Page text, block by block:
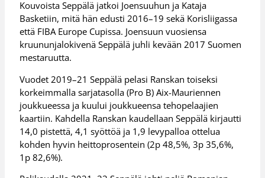
Kouvoista Seppälä jatkoi Joensuuhun ja Kataja
Basketiin, mitä hän edusti 2016–19 sekä Korisliigassa
että FIBA Europe Cupissa. Joensuun vuosiensa
kruununjalokivenä Seppälä juhli kevään 2017 Suomen
mestaruutta.
Vuodet 2019–21 Seppälä pelasi Ranskan toiseksi
korkeimmalla sarjatasolla (Pro B) Aix-Mauriennen
joukkueessa ja kuului joukkueensa tehopelaajien
kaartiin. Kahdella Ranskan kaudellaan Seppälä kirjautti
14,0 pistettä, 4,1 syöttöä ja 1,9 levypalloa ottelua
kohden hyvin heittoprosentein (2p 48,5%, 3p 35,6%,
1p 82,6%).